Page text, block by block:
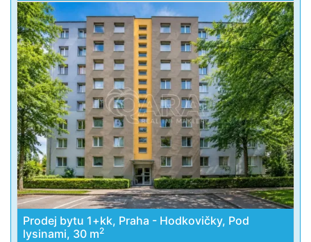
Prodej bytu 1+kk, Praha - Hodkovičky, Pod
lysinami, 30 m2